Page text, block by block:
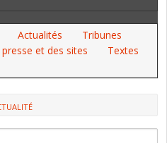
Actualités
Tribunes
et des sites
Textes